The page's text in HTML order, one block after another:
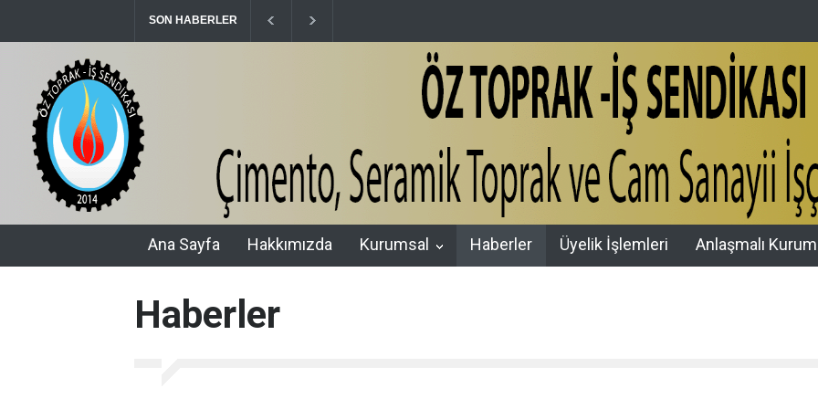
SON HABERLER
15 TEMMUZ’UN 10. YILINDA ŞEHİTLERİMİZİ KABİRLERİ BAŞINDA DUALARLA ANDIK ÖZ TOPRAK-İŞ, 15
Ana Sayfa Hakkımızda Kurumsal Haberler Üyelik İşlemleri Anlaşmalı
Haberler